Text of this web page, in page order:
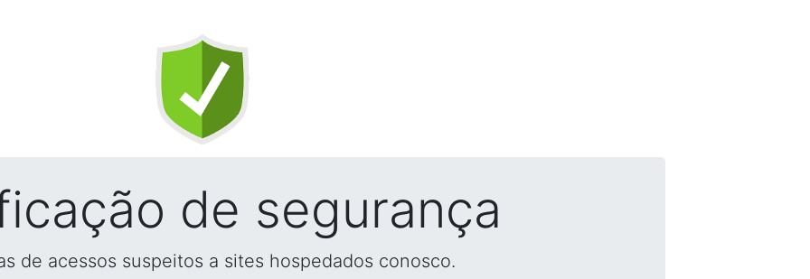
de segurança
de acessos suspeitos a sites hospedados conosco.